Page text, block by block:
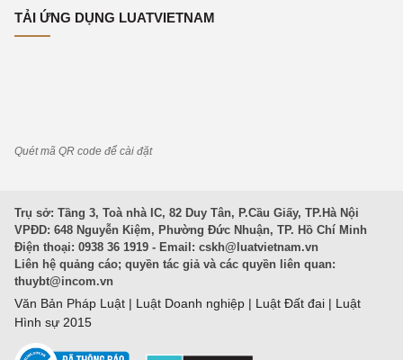
TẢI ỨNG DỤNG LUATVIETNAM
Quét mã QR code để cài đặt
Trụ sở: Tầng 3, Toà nhà IC, 82 Duy Tân, P.Cầu Giấy, TP.Hà Nội
VPĐD: 648 Nguyễn Kiệm, Phường Đức Nhuận, TP. Hồ Chí Minh
Điện thoại: 0938 36 1919 - Email: cskh@luatvietnam.vn
Liên hệ quảng cáo; quyền tác giả và các quyền liên quan:
thuybt@incom.vn
Văn Bản Pháp Luật | Luật Doanh nghiệp | Luật Đất đai | Luật
Hình sự 2015